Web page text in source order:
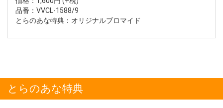
品番：VVCL-1588/9
とらのあな特典：オリジナルブロマイド
とらのあな特典